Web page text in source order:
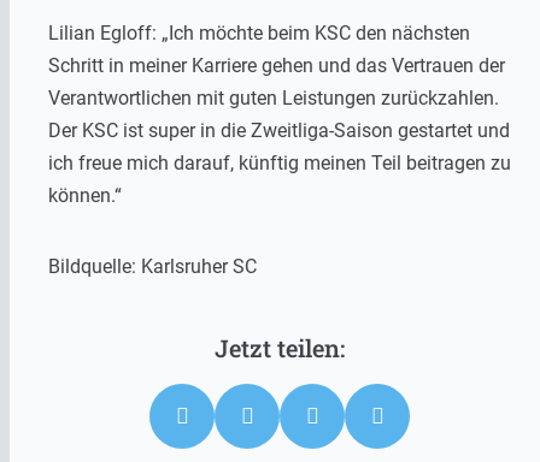
Lilian Egloff: „Ich möchte beim KSC den nächsten
Schritt in meiner Karriere gehen und das Vertrauen der
Verantwortlichen mit guten Leistungen zurückzahlen.
Der KSC ist super in die Zweitliga-Saison gestartet und
ich freue mich darauf, künftig meinen Teil beitragen zu
können.“
Bildquelle: Karlsruher SC